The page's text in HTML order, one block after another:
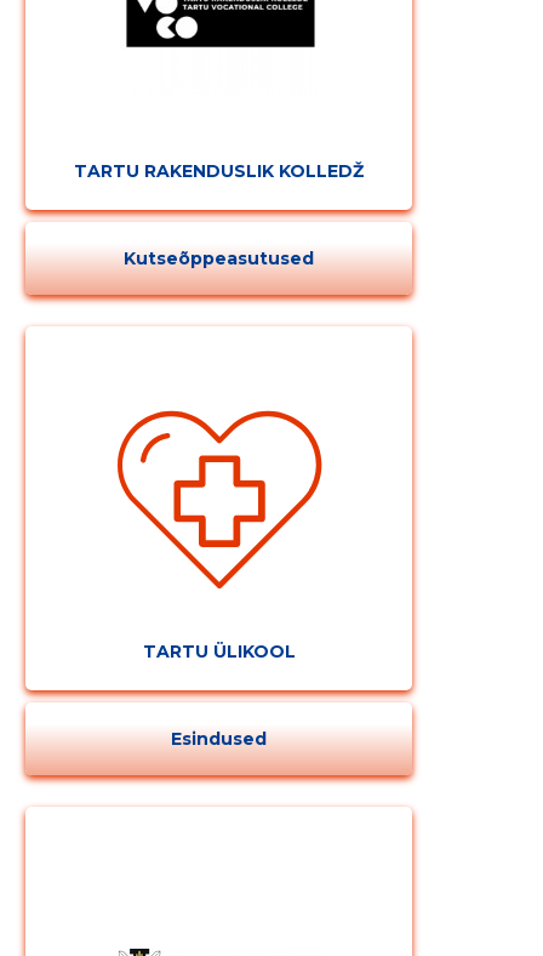
TARTU RAKENDUSLIK KOLLEDŽ
Kutseõppeasutused
TARTU ÜLIKOOL
Esindused
Muuda pildi
kirjeldust
MUUDA